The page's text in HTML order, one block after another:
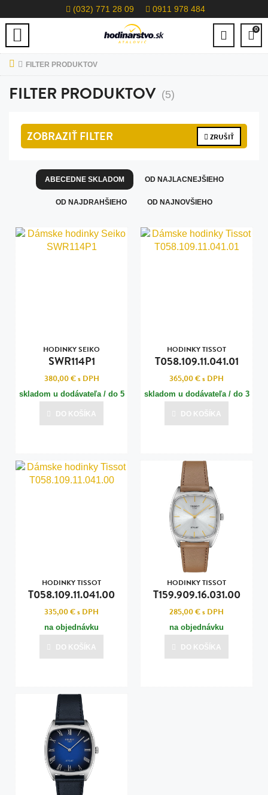
(032) 771 28 09 0911 978 484
0
FILTER PRODUKTOV
FILTER PRODUKTOV (5)
ZOBRAZIŤFILTER ZRUŠIŤ
ABECEDNE SKLADOM OD NAJLACNEJŠIEHO
OD NAJDRAHŠIEHO OD NAJNOVŠIEHO
HODINKY SEIKO
SWR114P1
380,00 €s DPH
skladom u dodávateľa / do 5
dní
Posledná aktualizácia dnes o 12:00
DO KOŠÍKA
HODINKY TISSOT
T058.109.11.041.01
365,00 €s DPH
skladom u dodávateľa / do 3
dní
Posledná aktualizácia dnes o 12:00
DO KOŠÍKA
HODINKY TISSOT
T058.109.11.041.00
335,00 €s DPH
na objednávku
DO KOŠÍKA
HODINKY TISSOT
T159.909.16.031.00
285,00 €s DPH
na objednávku
DO KOŠÍKA